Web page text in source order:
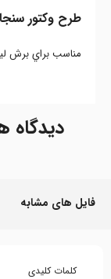
طرح وكتور
مناسب براي برش
دیدگاه
فایل های مشابه
کلمات کلیدی